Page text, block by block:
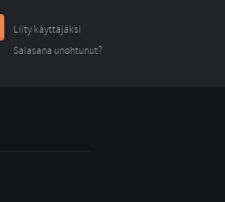
Liity käyttäjäksi
Salasana unohtunut?